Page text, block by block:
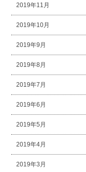
2019年11月
2019年10月
2019年9月
2019年8月
2019年7月
2019年6月
2019年5月
2019年4月
2019年3月